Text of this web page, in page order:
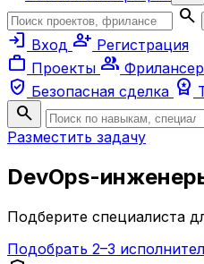
search
login Вход person_add Регистрация
work Проекты group
verified_user Безопасная сделка workspace_premium
search
Разместить задачу
DevOps-
Подберите специалиста
Подобрать 2–3